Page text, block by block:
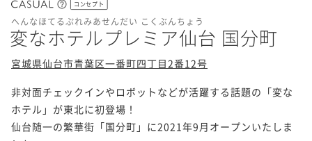
コンセプト
へんなほてるぷれみあせんだい こくぶんちょう
変なホテルプレミア仙台 国分町
宮城県仙台市青葉区一番町四丁目2番12号
非対面チェックインやロボットなどが活躍する話題の「変な
ホテル」が東北に初登場！
仙台随一の繁華街「国分町」に2021年9月オープンいたしま